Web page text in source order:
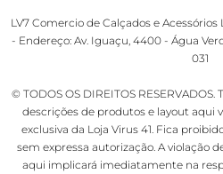
LV7 Comercio de Calçados e Acessórios
- Endereço: Av. Iguaçu, 4400 - Água
031
© TODOS OS DIREITOS
descrições de produtos e layout aqui
exclusiva da Loja Virus 41. Fica
sem expressa autorização. A violação
aqui implicará imediatamente na